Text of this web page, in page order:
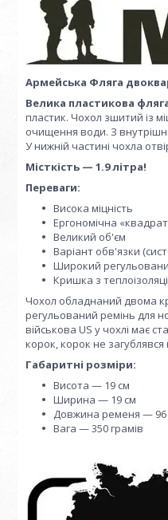
Армейська Фляга
Велика пластикова
пластик. Чохол зшитий із
очищення води. З
У нижній частині чохла
Місткість — 1.9 літра!
Переваги:
Висока міцність
Ергономічна
Великий об'єм
Варіант обв'язки
Широкий
Кришка з
Чохол обладнаний двома
регульований ремінь для
військова US у чохлі має
корок, корок не загублявся
Габаритні розміри:
Висота — 19 см
Ширина — 19 см
Довжина ременя — 96
Вага — 350 грамів